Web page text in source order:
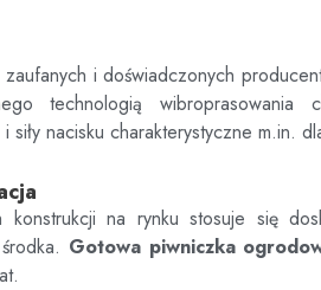
i doświadczonych
technologią
siły nacisku charakterystyczne m.in.
konstrukcji na rynku stosuje się
Gotowa piwniczka